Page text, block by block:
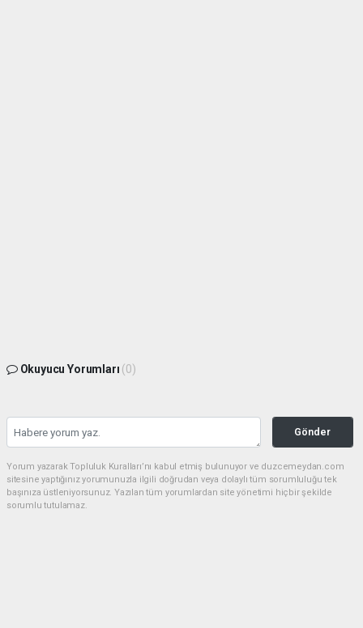
Okuyucu Yorumları (0)
Gönder
Yorum yazarak Topluluk Kuralları’nı kabul etmiş bulunuyor ve duzcemeydan.com
sitesine yaptığınız yorumunuzla ilgili doğrudan veya dolaylı tüm sorumluluğu tek
başınıza üstleniyorsunuz. Yazılan tüm yorumlardan site yönetimi hiçbir şekilde
sorumlu tutulamaz.